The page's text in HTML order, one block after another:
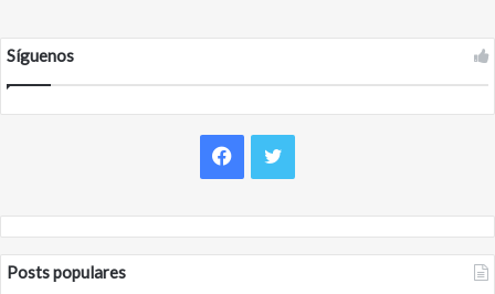
Síguenos
Posts populares